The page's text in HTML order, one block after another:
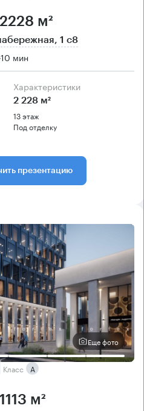
м²
1 с8
10 мин
Характеристики
2 228 м²
13 этаж
Под отделку
презентацию
Еще фото
Класс А
м²